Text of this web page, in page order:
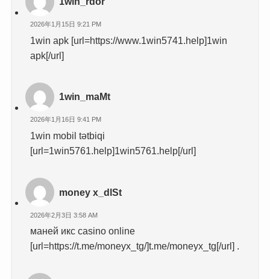
2026年1月15日 9:21 PM
1win apk [url=https://www.1win5741.help]1win
apk[/url]
1win_maMt
2026年1月16日 9:41 PM
1win mobil tətbiqi
[url=1win5761.help]1win5761.help[/url]
money x_dlSt
2026年2月3日 3:58 AM
маней икс casino online
[url=https://t.me/moneyx_tg/]t.me/moneyx_tg[/url] .